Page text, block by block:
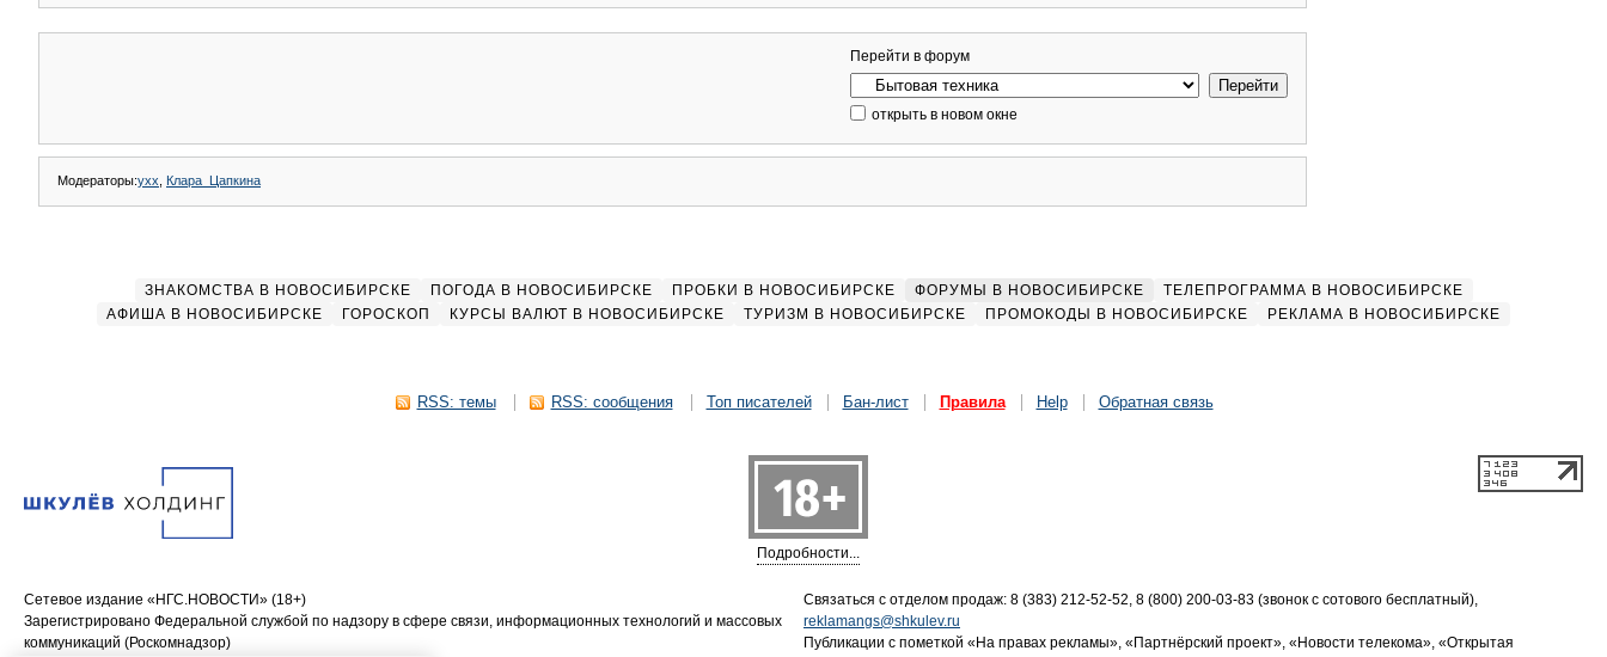
Перейти в форум
открыть в новом окне
Модераторы:yxx Клара_Цапкина
ЗНАКОМСТВА В НОВОСИБИРСКЕ ПОГОДА В НОВОСИБИРСКЕ ПРОБКИ В НОВОСИБИРСКЕ ФОРУМЫ В НОВОСИБИРСКЕ
ТЕЛЕПРОГРАММА В НОВОСИБИРСКЕ
АФИША В НОВОСИБИРСКЕ
ГОРОСКОП КУРСЫ ВАЛЮТ В НОВОСИБИРСКЕ ТУРИЗМ В НОВОСИБИРСКЕ ПРОМОКОДЫ В НОВОСИБИРСКЕ РЕКЛАМА В НОВОСИБИРСКЕ
RSS: темы RSS: сообщения Топ писателей Бан-лист Правила Help Обратная связь
Подробности...
Сетевое издание «НГС.НОВОСТИ» (18+)
Зарегистрировано Федеральной службой по надзору в сфере связи, информационных технологий и массовых
коммуникаций (Роскомнадзор)
Связаться с отделом продаж: 8 (383) 212-52-52, 8 (800) 200-03-83 (звонок с сотового бесплатный),
reklamangs@shkulev.ru
Публикации с пометкой «На правах рекламы», «Партнёрский проект», «Новости телекома», «Открытая